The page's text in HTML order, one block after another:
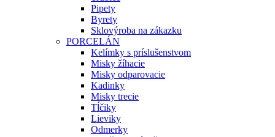
Pipety
Byrety
Sklovýroba na zákazku
PORCELÁN
Kelímky s príslušenstvom
Misky žíhacie
Misky odparovacie
Kadinky
Misky trecie
Tĺčiky
Lieviky
Odmerky